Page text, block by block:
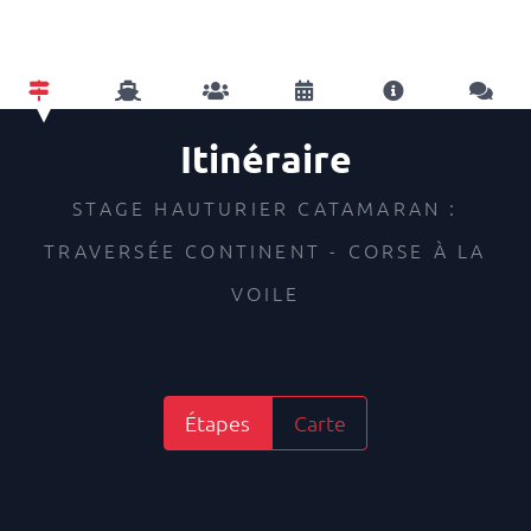
Itinéraire
STAGE HAUTURIER CATAMARAN :
TRAVERSÉE CONTINENT - CORSE À LA
VOILE
Étapes Carte